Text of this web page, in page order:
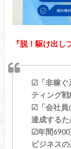
『脱！駆け出し
☑「非稼ぐ
ティング戦
☑「会社員
達成する
☑年間6900
ビジネスの